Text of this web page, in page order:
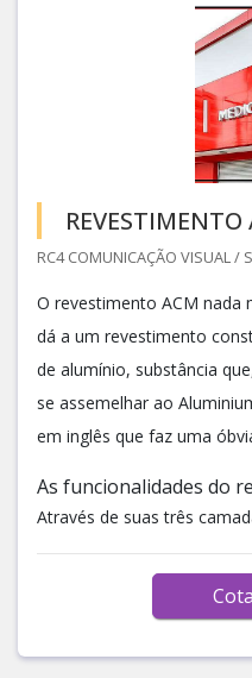
REVESTIMENTO
RC4 COMUNICAÇÃO VISUAL /
O revestimento ACM nada
dá a um revestimento
de alumínio, substância
se assemelhar ao
em inglês que faz uma
As funcionalidades do
Através de suas três